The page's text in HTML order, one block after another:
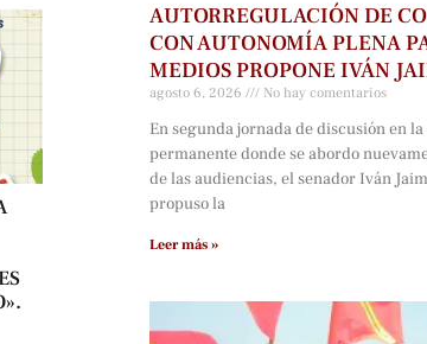
AUTORREGULACIÓN DE
CON AUTONOMÍA PLENA
MEDIOS PROPONE IVÁN
agosto 6, 2026 No hay comentarios
En segunda jornada de discusión en
permanente donde se abordo
de las audiencias, el senador Iván
propuso la
Leer más »